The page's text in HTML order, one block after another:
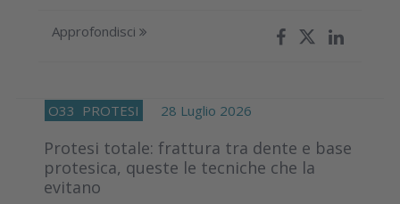
Approfondisci
O33 PROTESI 28 Luglio 2026
Protesi totale: frattura tra dente e base
protesica, queste le tecniche che la
evitano